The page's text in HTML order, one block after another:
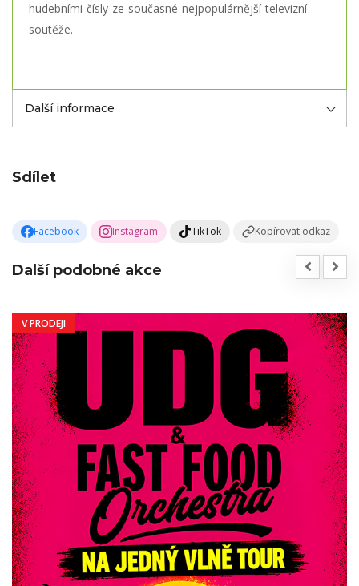
hudebními čísly ze současné nejpopulárnější televizní
soutěže.
Další informace
Sdílet
Facebook Instagram TikTok Kopírovat odkaz
Další podobné akce
V PRODEJI